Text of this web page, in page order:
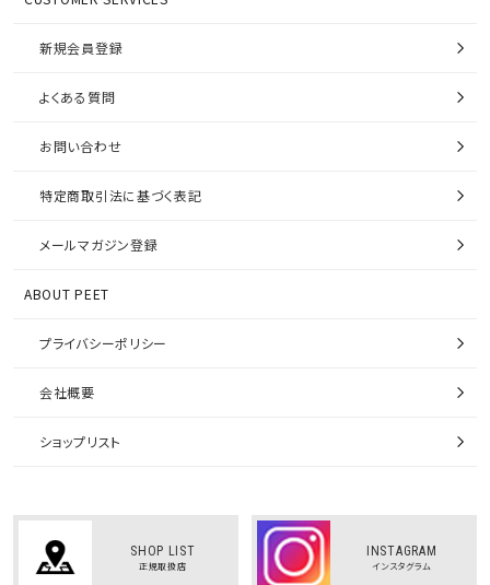
新規会員登録
よくある質問
お問い合わせ
特定商取引法に基づく表記
メールマガジン登録
ABOUT PEET
プライバシーポリシー
会社概要
ショップリスト
SHOP LIST
正規取扱店
INSTAGRAM
インスタグラム